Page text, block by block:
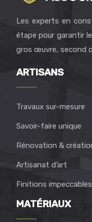
Les experts en
étape pour garantir
gros œuvre, second
ARTISANS
Travaux sur-mesure
Savoir-faire unique
Rénovation &
Artisanat d’art
Finitions impeccables
MATÉRIAUX